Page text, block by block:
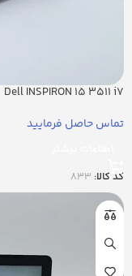
Dell INSPIRON 15 3511 i7
تماس حاصل فرمایید
کد کالا: 833